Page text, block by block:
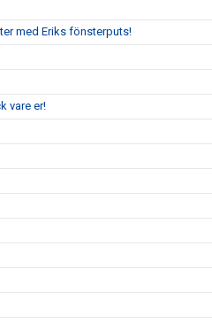
med Eriks fönsterputs!
vare er!